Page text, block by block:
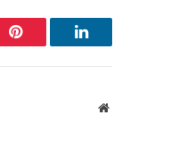
Pinterest LinkedIn
Website